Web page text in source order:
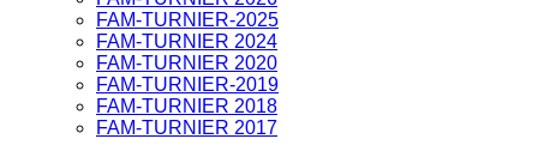
FAM-TURNIER-2025
FAM-TURNIER 2024
FAM-TURNIER 2020
FAM-TURNIER-2019
FAM-TURNIER 2018
FAM-TURNIER 2017